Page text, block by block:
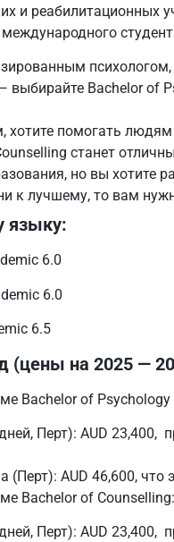
и реабилитационных
выбирайте Bachelor of
хотите помогать
станет
но вы хотите
к лучшему, то вам
языку:
6.0
6.0
6.5
(цены на 2025 —
Bachelor of Psychology
Перт): AUD 23,400,
(Перт): AUD 46,600, что
Bachelor of Counselling:
Перт): AUD 23,400,